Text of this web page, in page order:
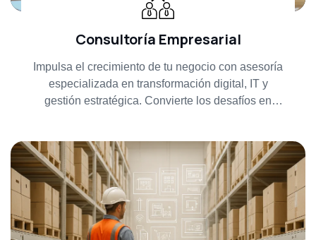
Consultoría Empresarial
Impulsa el crecimiento de tu negocio con asesoría
especializada en transformación digital, IT y
gestión estratégica. Convierte los desafíos en